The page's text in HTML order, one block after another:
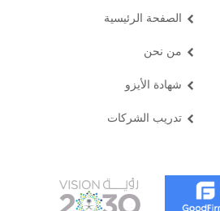
الصفحة الرئيسية
من نحن
شهادة الأيزو
تدريب الشركات